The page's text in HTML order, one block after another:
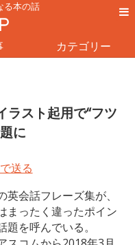
る本の話
カテゴリー
ラスト起用で“フツ
に
英会話フレーズ集が、
まったく違ったポイン
題を呼んでいる。